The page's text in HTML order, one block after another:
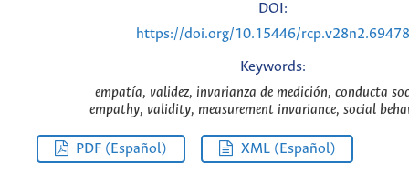
DOI:
https://doi.org/10.15446/rcp.v28n2.69478
Keywords:
empatía, validez, invarianza de medición, conducta
empathy, validity, measurement invariance, social
PDF (Español) XML (Español)